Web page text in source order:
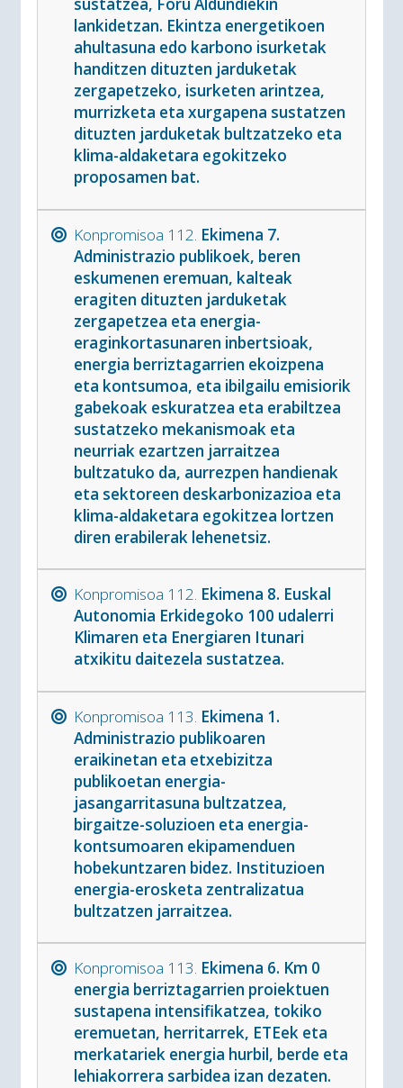
sustatzea, Foru Aldundiekin
lankidetzan. Ekintza energetikoen
ahultasuna edo karbono isurketak
handitzen dituzten jarduketak
zergapetzeko, isurketen arintzea,
murrizketa eta xurgapena sustatzen
dituzten jarduketak bultzatzeko eta
klima-aldaketara egokitzeko
proposamen bat.
Konpromisoa 112. Ekimena 7.
Administrazio publikoek, beren
eskumenen eremuan, kalteak
eragiten dituzten jarduketak
zergapetzea eta energia-
eraginkortasunaren inbertsioak,
energia berriztagarrien ekoizpena
eta kontsumoa, eta ibilgailu emisiorik
gabekoak eskuratzea eta erabiltzea
sustatzeko mekanismoak eta
neurriak ezartzen jarraitzea
bultzatuko da, aurrezpen handienak
eta sektoreen deskarbonizazioa eta
klima-aldaketara egokitzea lortzen
diren erabilerak lehenetsiz.
Konpromisoa 112. Ekimena 8. Euskal
Autonomia Erkidegoko 100 udalerri
Klimaren eta Energiaren Itunari
atxikitu daitezela sustatzea.
Konpromisoa 113. Ekimena 1.
Administrazio publikoaren
eraikinetan eta etxebizitza
publikoetan energia-
jasangarritasuna bultzatzea,
birgaitze-soluzioen eta energia-
kontsumoaren ekipamenduen
hobekuntzaren bidez. Instituzioen
energia-erosketa zentralizatua
bultzatzen jarraitzea.
Konpromisoa 113. Ekimena 6. Km 0
energia berriztagarrien proiektuen
sustapena intensifikatzea, tokiko
eremuetan, herritarrek, ETEek eta
merkatariek energia hurbil, berde eta
lehiakorrera sarbidea izan dezaten.